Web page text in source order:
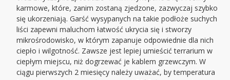
karmowe, które, zanim zostaną zjedzone, zazwyczaj szybko
się ukorzeniają. Garść wysypanych na takie podłoże suchych
liści zapewni maluchom łatwość ukrycia się i stworzy
mikrośrodowisko, w którym zapanuje odpowiednie dla nich
ciepło i wilgotność. Zawsze jest lepiej umieścić terrarium w
ciepłym miejscu, niż dogrzewać je kablem grzewczym. W
ciągu pierwszych 2 miesięcy należy uważać, by temperatura